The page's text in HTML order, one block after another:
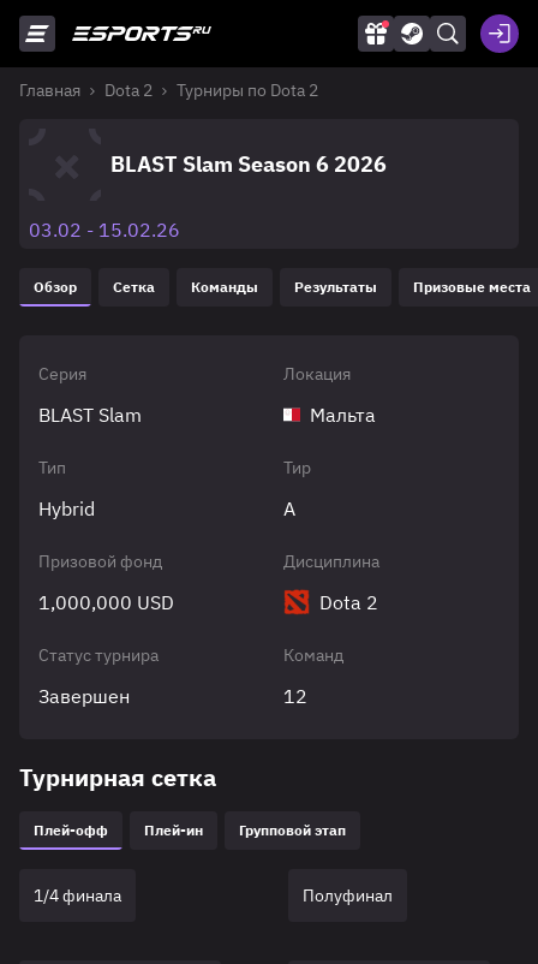
Главная Dota 2 Турниры по Dota 2
BLAST Slam Season 6 2026
03.02 - 15.02.26
Обзор Сетка Команды Результаты Призовые места
Серия
BLAST Slam
Локация
Мальта
Тип
Hybrid
Тир
A
Призовой фонд
1,000,000 USD
Дисциплина
Dota 2
Статус турнира
Завершен
Команд
12
Турнирная сетка
Плей-офф Плей-ин Групповой этап
1/4 финала Полуфинал